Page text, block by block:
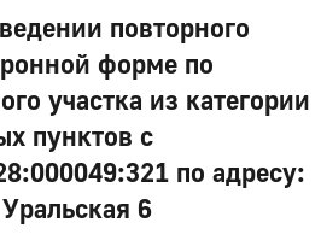
повторного
форме по
участка из категории
пунктов с
по адресу:
6